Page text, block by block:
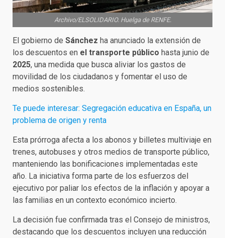
Archivo/ELSOLIDARIO. Huelga de RENFE.
El gobierno de Sánchez ha anunciado la extensión de
los descuentos en el transporte público hasta junio de
2025, una medida que busca aliviar los gastos de
movilidad de los ciudadanos y fomentar el uso de
medios sostenibles.
Te puede interesar: Segregación educativa en España, un
problema de origen y renta
Esta prórroga afecta a los abonos y billetes multiviaje en
trenes, autobuses y otros medios de transporte público,
manteniendo las bonificaciones implementadas este
año. La iniciativa forma parte de los esfuerzos del
ejecutivo por paliar los efectos de la inflación y apoyar a
las familias en un contexto económico incierto.
La decisión fue confirmada tras el Consejo de ministros,
destacando que los descuentos incluyen una reducción